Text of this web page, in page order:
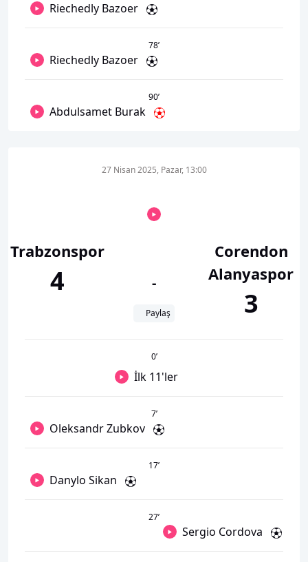
Riechedly Bazoer
78’
Riechedly Bazoer
90’
Abdulsamet Burak
Trabzonspor
4
27 Nisan 2025, Pazar, 13:00
-
Paylaş
Corendon
Alanyaspor
3
0’
İlk 11'ler
7’
Oleksandr Zubkov
17’
Danylo Sikan
27’
Sergio Cordova